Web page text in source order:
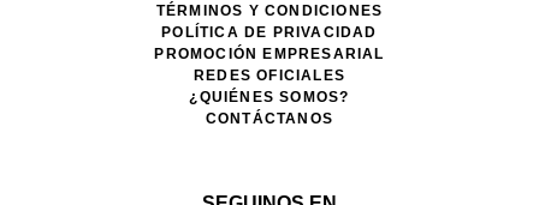
TÉRMINOS Y CONDICIONES
POLÍTICA DE PRIVACIDAD
PROMOCIÓN EMPRESARIAL
REDES OFICIALES
¿QUIÉNES SOMOS?
CONTÁCTANOS